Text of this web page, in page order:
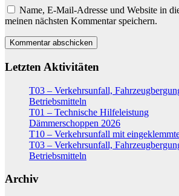
Name, E-Mail-Adresse und Website in
meinen nächsten Kommentar speichern.
Letzten Aktivitäten
T03 – Verkehrsunfall,
Betriebsmitteln
T01 – Technische Hilfeleistung
Dämmerschoppen 2026
T10 – Verkehrsunfall mit
T03 – Verkehrsunfall,
Betriebsmitteln
Archiv